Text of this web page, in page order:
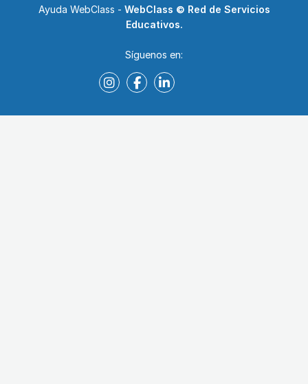
Ayuda WebClass - WebClass © Red de Servicios
Educativos.
Síguenos en: